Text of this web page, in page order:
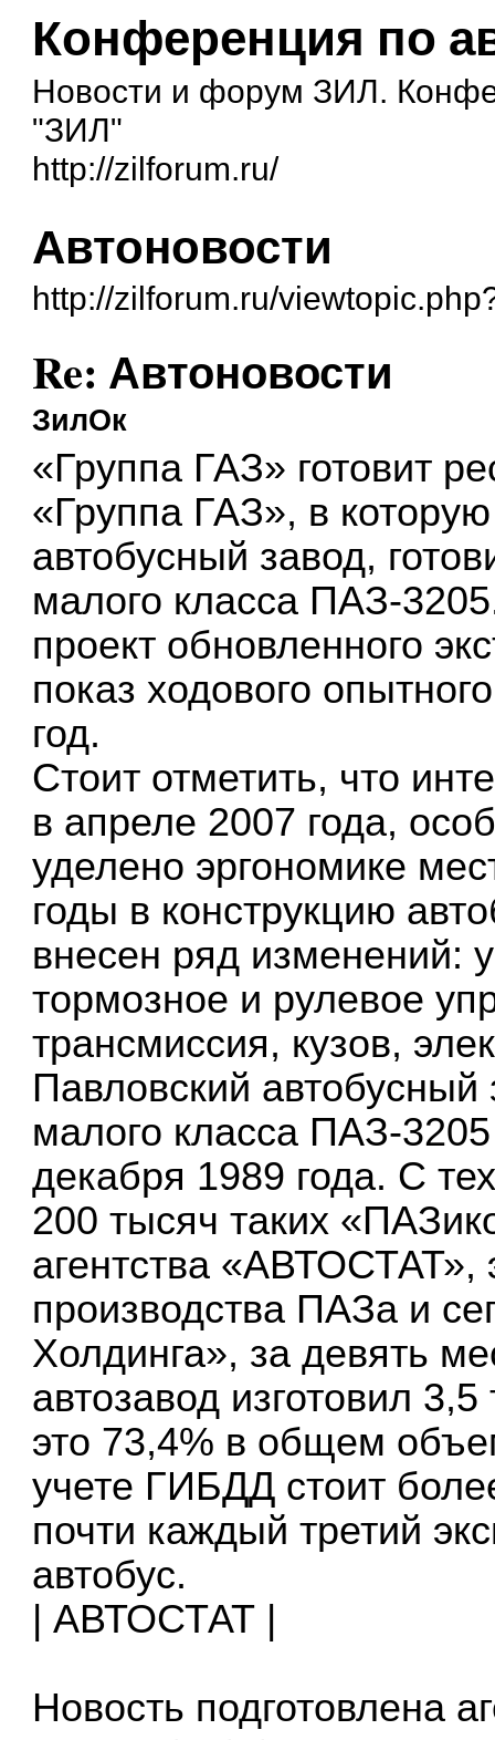
Конференция по
Новости и форум ЗИЛ.
"ЗИЛ"
http://zilforum.ru/
Автоновости
http://zilforum.ru/
Re: Автоновости
ЗилОк
«Группа ГАЗ» готовит
«Группа ГАЗ», в
автобусный завод,
малого класса ПАЗ-
проект обновленного
показ ходового
год.
Стоит отметить, что
в апреле 2007 года,
уделено эргономике
годы в конструкцию
внесен ряд изменений:
тормозное и рулевое
трансмиссия, кузов,
Павловский автобусный
малого класса ПАЗ-
декабря 1989 года. С
200 тысяч таких
агентства «АВТОСТАТ»,
производства ПАЗа и
Холдинга», за девять
автозавод изготовил
это 73,4% в общем
учете ГИБДД стоит
почти каждый третий
автобус.
| АВТОСТАТ |
Новость подготовлена